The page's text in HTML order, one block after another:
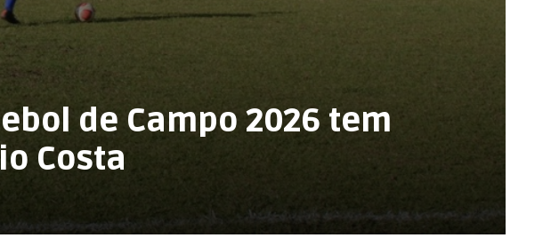
de Campo 2026 tem
Costa